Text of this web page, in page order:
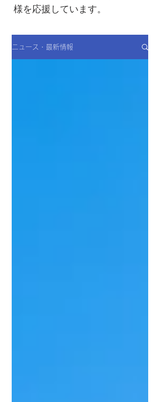
様を応援しています。
ニュース・最新情報